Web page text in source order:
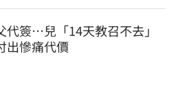
代簽…兒「14天教召不去」
出慘痛代價